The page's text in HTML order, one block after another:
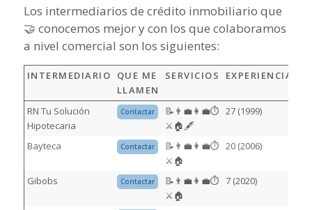
Los intermediarios de crédito inmobiliario que
🤝 conocemos mejor y con los que colaboramos
a nivel comercial son los siguientes:
INTERMEDIARIO
QUE ME
LLAMEN
SERVICIOS EXPERIENCIA
RN Tu Solución
Hipotecaria
Contactar
📝👨‍💼👩‍💼⏱️
⚔️🏠🖋️
27 (1999)
Bayteca Contactar
📝👨‍💼👩‍💼⏱️
⚔️🏠
20 (2006)
Gibobs Contactar
📝👨‍💼👩‍💼⏱️
⚔️🏠
7 (2020)